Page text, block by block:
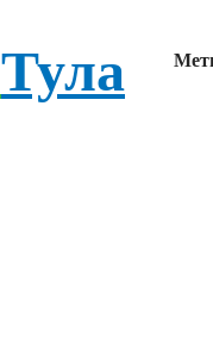
Тула